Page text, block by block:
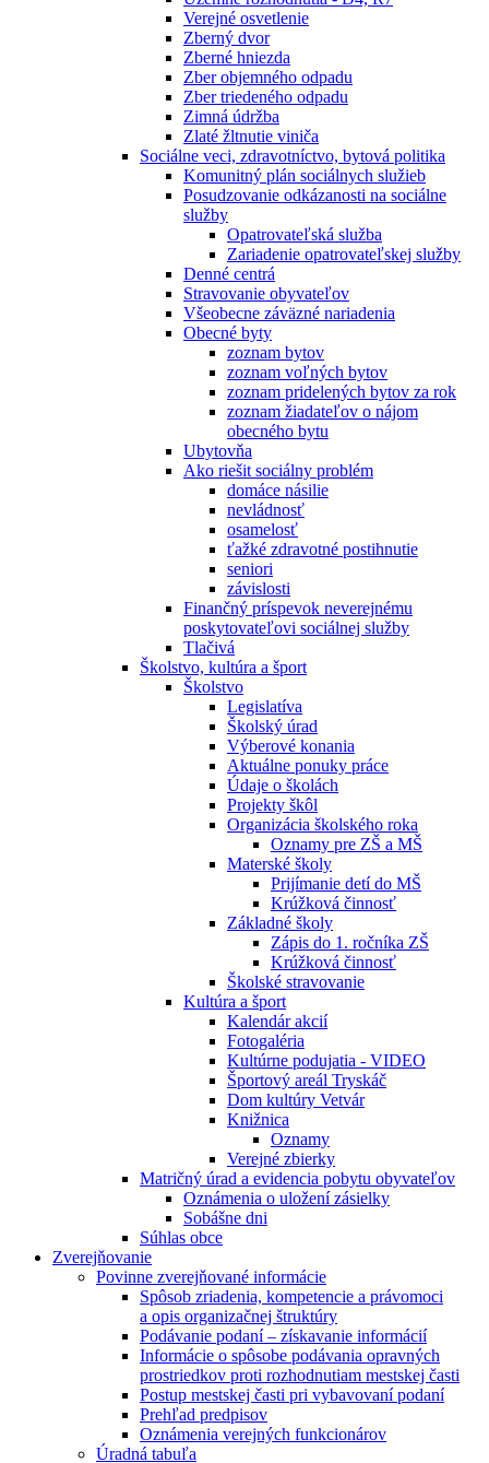
Verejné osvetlenie
Zberný dvor
Zberné hniezda
Zber objemného odpadu
Zber triedeného odpadu
Zimná údržba
Zlaté žltnutie viniča
Sociálne veci, zdravotníctvo, bytová politika
Komunitný plán sociálnych služieb
Posudzovanie odkázanosti na sociálne
služby
Opatrovateľská služba
Zariadenie opatrovateľskej služby
Denné centrá
Stravovanie obyvateľov
Všeobecne záväzné nariadenia
Obecné byty
zoznam bytov
zoznam voľných bytov
zoznam pridelených bytov za rok
zoznam žiadateľov o nájom
obecného bytu
Ubytovňa
Ako riešit sociálny problém
domáce násilie
nevládnosť
osamelosť
ťažké zdravotné postihnutie
seniori
závislosti
Finančný príspevok neverejnému
poskytovateľovi sociálnej služby
Tlačivá
Školstvo, kultúra a šport
Školstvo
Legislatíva
Školský úrad
Výberové konania
Aktuálne ponuky práce
Údaje o školách
Projekty škôl
Organizácia školského roka
Oznamy pre ZŠ a MŠ
Materské školy
Prijímanie detí do MŠ
Krúžková činnosť
Základné školy
Zápis do 1. ročníka ZŠ
Krúžková činnosť
Školské stravovanie
Kultúra a šport
Kalendár akcií
Fotogaléria
Kultúrne podujatia - VIDEO
Športový areál Tryskáč
Dom kultúry Vetvár
Knižnica
Oznamy
Verejné zbierky
Matričný úrad a evidencia pobytu obyvateľov
Oznámenia o uložení zásielky
Sobášne dni
Súhlas obce
Zverejňovanie
Povinne zverejňované informácie
Spôsob zriadenia, kompetencie a právomoci
a opis organizačnej štruktúry
Podávanie podaní – získavanie informácií
Informácie o spôsobe podávania opravných
prostriedkov proti rozhodnutiam mestskej časti
Postup mestskej časti pri vybavovaní podaní
Prehľad predpisov
Oznámenia verejných funkcionárov
Úradná tabuľa